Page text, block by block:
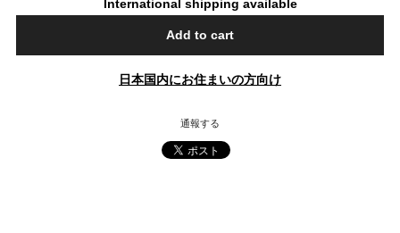
International shipping available
Add to cart
日本国内にお住まいの方向け
通報する